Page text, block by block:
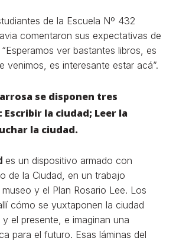
de la Escuela Nº 432
comentaron sus expectativas de
ver bastantes libros, es
venimos, es interesante estar acá”.
se disponen tres
la ciudad; Leer la
la ciudad.
es un dispositivo armado con
de la Ciudad, en un trabajo
y el Plan Rosario Lee. Los
cómo se yuxtaponen la ciudad
el presente, e imaginan una
para el futuro. Esas láminas del